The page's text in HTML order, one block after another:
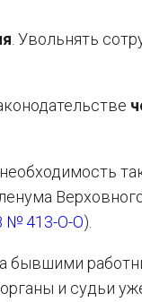
. Увольнять
№ 413-О-О).
бывшими
и судьи